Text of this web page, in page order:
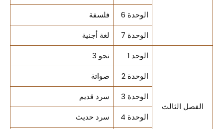
الوحدة 6 فلسفة
الوحدة 7 لغة أجنية
الفصل الثالث
الوحد 1 نحو 3
الوحدة 2 صواتة
الوحدة 3 سرد قديم
الوحدة 4 سرد حديث